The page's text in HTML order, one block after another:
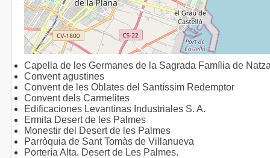
Capella de les Germanes de la Sagrada Família de
Convent agustines
Convent de les Oblates del Santíssim Redemptor
Convent dels Carmelites
Edificaciones Levantinas Industriales S. A.
Ermita Desert de les Palmes
Monestir del Desert de les Palmes
Parròquia de Sant Tomàs de Villanueva
Portería Alta. Desert de Les Palmes.